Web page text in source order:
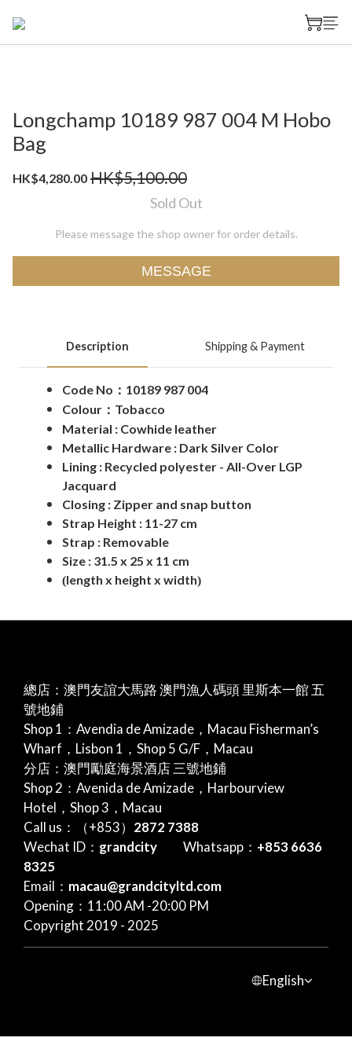
Longchamp 10189 987 004 M Hobo
Bag
HK$4,280.00 HK$5,100.00
Sold Out
Please message the shop owner for order details.
MESSAGE
Description Shipping & Payment
Code No ： 10189 987 004
Colour ： Tobacco
Material : Cowhide leather
Metallic Hardware : Dark Silver Color
Lining : Recycled polyester - All-Over LGP
Jacquard
Closing : Zipper and snap button
Strap Height : 11-27 cm
Strap : Removable
Size : 31.5 x 25 x 11 cm
(length x height x width)
總店：澳門友誼大馬路 澳門漁人碼頭 里斯本一館 五
號地鋪
Shop 1：Avendia de Amizade，Macau Fisherman’s
Wharf，Lisbon 1，Shop 5 G/F，Macau
分店：澳門勵庭海景酒店 三號地鋪
Shop 2：Avenida de Amizade，Harbourview
Hotel，Shop 3，Macau
Call us：（+853） 2872 7388
Wechat ID： grandcity Whatsapp： +853 6636
8325
Email： macau@grandcityltd.com
Opening：11:00 AM -20:00 PM
Copyright 2019 - 2025
English